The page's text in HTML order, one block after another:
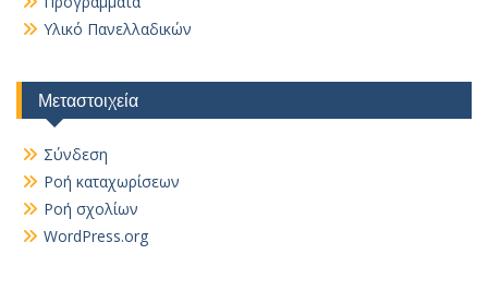
Υλικό Πανελλαδικών
Μεταστοιχεία
Σύνδεση
Ροή καταχωρίσεων
Ροή σχολίων
WordPress.org